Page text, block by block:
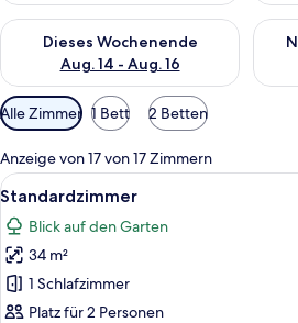
Dieses Wochenende
Aug. 14 - Aug. 16
Überprüfe die Verfügbarkeit für
Verfügbare
Filter
für
Zimmer
Alle Zimmer 1 Bett 2 Betten
Anzeige von 17 von 17 Zimmern
Alle
Fotos
für
Standardzimmer
anzeigen
9
Standardzimmer
Blick auf den Garten
34 m²
1 Schlafzimmer
Platz für 2 Personen